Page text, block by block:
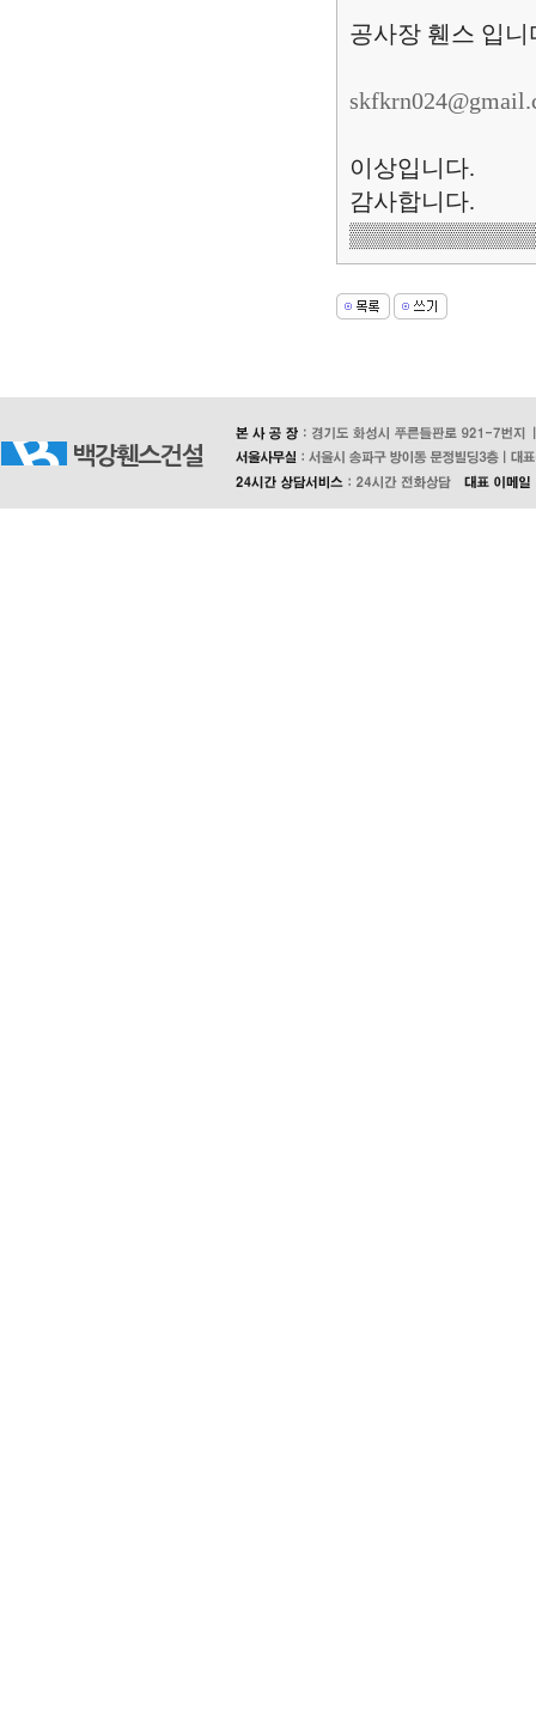
공사장 휀스 입니
이상입니다.
감사합니다.